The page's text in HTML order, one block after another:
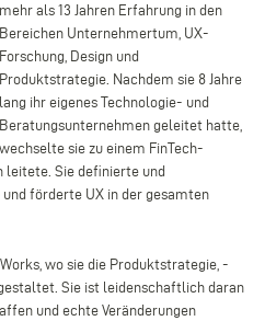
mehr als 13 Jahren Erfahrung in den
Bereichen Unternehmertum, UX-
Forschung, Design und
Produktstrategie. Nachdem sie 8 Jahre
lang ihr eigenes Technologie- und
Beratungsunternehmen geleitet hatte,
wechselte sie zu einem FinTech-
leitete. Sie definierte und
förderte UX in der gesamten
wo sie die Produktstrategie, -
Sie ist leidenschaftlich daran
und echte Veränderungen